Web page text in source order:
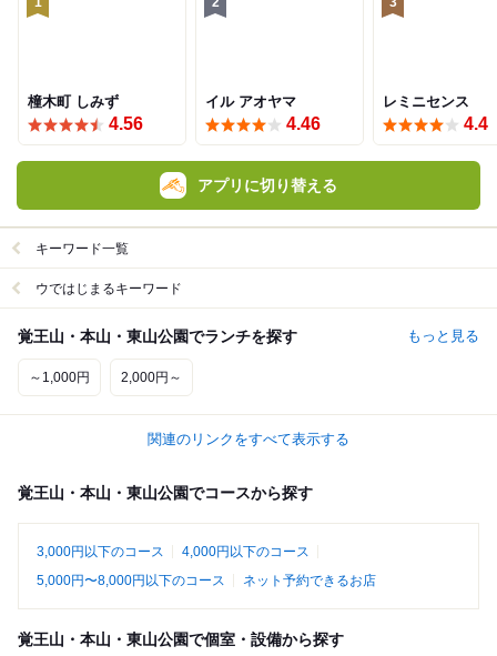
橦木町 しみず
4.56
イル アオヤマ
4.46
レミニセンス
4.4
アプリに切り替える
キーワード一覧
ウではじまるキーワード
覚王山・本山・東山公園でランチを探す もっと見る
～1,000円 2,000円～
関連のリンクをすべて表示する
覚王山・本山・東山公園でコースから探す
3,000円以下のコース
4,000円以下のコース
5,000円〜8,000円以下のコース
ネット予約できるお店
覚王山・本山・東山公園で個室・設備から探す